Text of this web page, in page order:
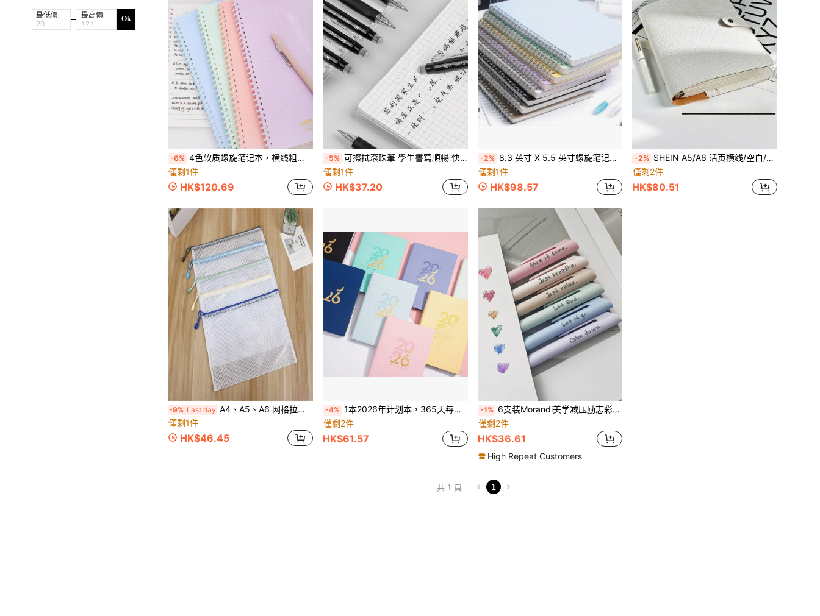
最低價: 最高價: Ok
-6% 4色软质螺旋笔记本，横线粗，适用于办公室、学生、日记本、礼物、儿童、学校、生日
僅剩1件
HK$120.69
-5% 可擦拭滾珠筆 學生書寫順暢 快乾可擦式圓珠筆 水晶藍/黑色可選 極簡設計 易擦拭 墨水筆（隨機顏色）返校季
僅剩1件
HK$37.20
-2% 8.3 英寸 X 5.5 英寸螺旋笔记本，80 张/160 页，精装横向网格笔记本，带防水封面，多色日记本，适用于办公室、家庭、学校用品，超厚学生螺旋笔记本，横向线日记本，简单
僅剩1件
HK$98.57
-2% SHEIN A5/A6 活页横线/空白/方形内页笔记本书写流畅，配有可拆卸软皮封面，适用于学生文具办公用品、学校用品、返校
僅剩2件
HK$80.51
-9% Last day A4、A5、A6 网格拉链文件袋，验孕数据整理袋，办公用品分类袋，带学习资料收纳袋
僅剩1件
HK$46.45
-4% 1本2026年计划本，365天每日日程安排本，英文/西班牙文/葡萄牙文时间管理笔记本，312页高品质仿皮封面，多色设计，月度及周计划布局，小巧便携，适用于时间管理和目标追踪
僅剩2件
HK$61.57
-1% 6支装Morandi美学减压励志彩色凝胶墨水笔，触感顺滑，书写流畅，不洇墨，速干，适用于日记、学习和办公用品，返校必备
僅剩2件
HK$36.61
High Repeat Customers
共 1 頁 1